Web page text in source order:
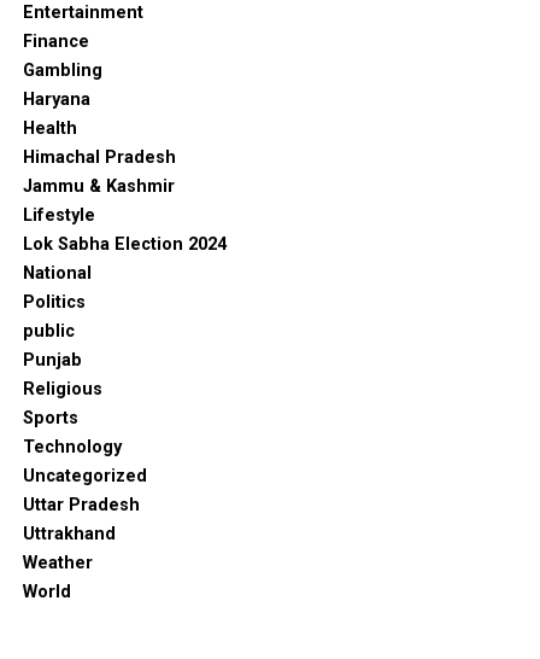
Entertainment
Finance
Gambling
Haryana
Health
Himachal Pradesh
Jammu & Kashmir
Lifestyle
Lok Sabha Election 2024
National
Politics
public
Punjab
Religious
Sports
Technology
Uncategorized
Uttar Pradesh
Uttrakhand
Weather
World